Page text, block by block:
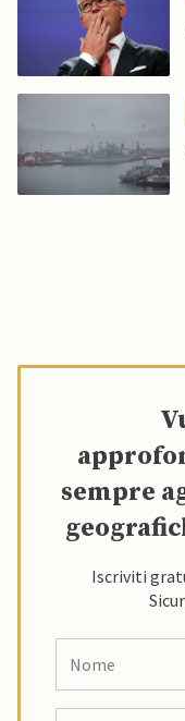
sempre
Iscriviti